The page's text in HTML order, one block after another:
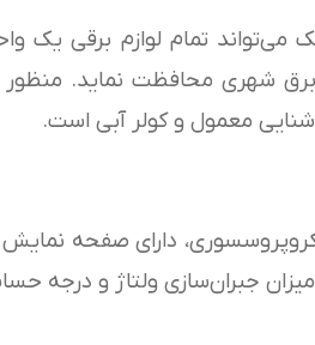
می‌تواند تمام لوازم برقی یک
برق شهری محافظت نماید.
معمول و کولر آبی است.
دارای صفحه
جبران‌سازی ولتاژ و درجه